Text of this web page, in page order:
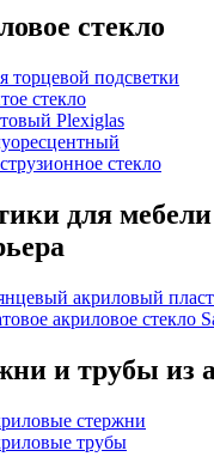
стекло
торцевой подсветки
стекло
Plexiglas
стекло
для
акриловый
акриловое стекло
и трубы из
стержни
трубы